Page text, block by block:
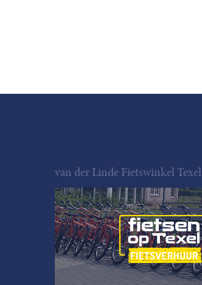
van der Linde Fietswinkel Texel